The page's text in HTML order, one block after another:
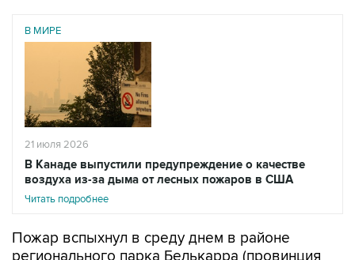
В МИРЕ
21 июля 2026
В Канаде выпустили предупреждение о качестве
воздуха из-за дыма от лесных пожаров в США
Читать подробнее
Пожар вспыхнул в среду днем в районе
регионального парка Белькарра (провинция